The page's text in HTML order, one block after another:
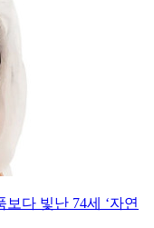
다 빛난 74세 ‘자연